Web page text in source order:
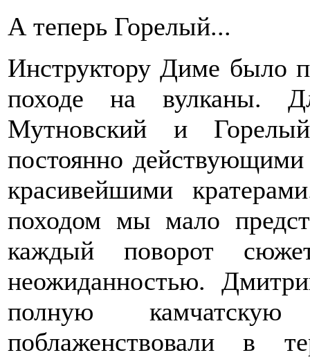
А теперь Горелый...
Инструктору Диме было
походе на вулканы.
Мутновский и
постоянно
красивейшими
походом мы мало
каждый поворот
неожиданностью.
полную
поблаженствовали в